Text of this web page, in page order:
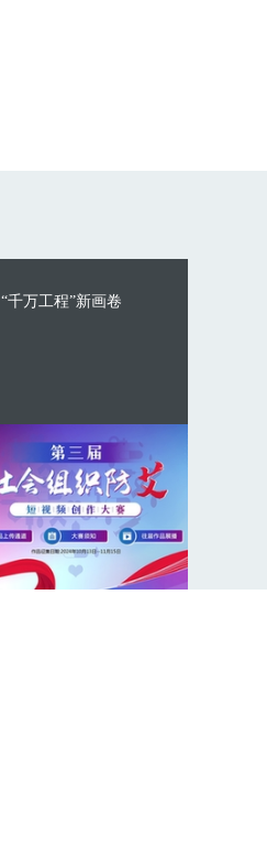
“千万工程”新画卷